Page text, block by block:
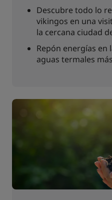
Descubre todo lo
vikingos en una
la cercana ciudad
Repón energías en
aguas termales